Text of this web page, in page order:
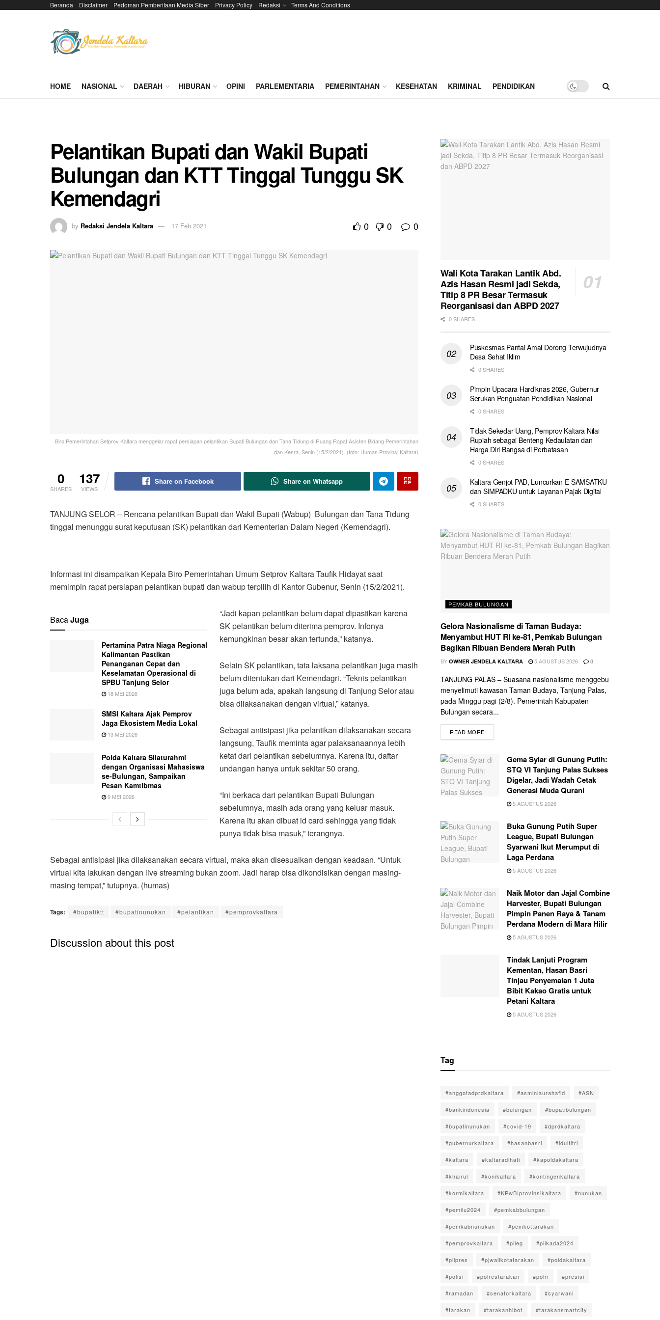
Beranda Disclaimer Pedoman Pemberitaan Media Siber Privacy Policy Redaksi Terms And Conditions
HOME NASIONAL DAERAH HIBURAN OPINI PARLEMENTARIA PEMERINTAHAN KESEHATAN KRIMINAL PENDIDIKAN
Pelantikan Bupati dan Wakil Bupati
Bulungan dan KTT Tinggal Tunggu SK
Kemendagri
by Redaksi Jendela Kaltara 17 Feb 2021 0 0 0
Biro Pemerintahan Setprov Kaltara menggelar rapat persiapan pelantikan Bupati Bulungan dan Tana Tidung di Ruang Rapat Asisten Bidang Pemerintahan
dan Kesra, Senin (15/2/2021). (foto: Humas Provinsi Kaltara)
0
SHARES
137
VIEWS
Share on Facebook Share on Whatsapp
TANJUNG SELOR – Rencana pelantikan Bupati dan Wakil Bupati (Wabup) Bulungan dan Tana Tidung
tinggal menunggu surat keputusan (SK) pelantikan dari Kementerian Dalam Negeri (Kemendagri).
Informasi ini disampaikan Kepala Biro Pemerintahan Umum Setprov Kaltara Taufik Hidayat saat
memimpin rapat persiapan pelantikan bupati dan wabup terpilih di Kantor Gubenur, Senin (15/2/2021).
BacaJuga
Pertamina Patra Niaga Regional
Kalimantan Pastikan
Penanganan Cepat dan
Keselamatan Operasional di
SPBU Tanjung Selor
18 MEI 2026
SMSI Kaltara Ajak Pemprov
Jaga Ekosistem Media Lokal
13 MEI 2026
Polda Kaltara Silaturahmi
dengan Organisasi Mahasiswa
se-Bulungan, Sampaikan
Pesan Kamtibmas
9 MEI 2026
“Jadi kapan pelantikan belum dapat dipastikan karena
SK pelantikan belum diterima pemprov. Infonya
kemungkinan besar akan tertunda,” katanya.
Selain SK pelantikan, tata laksana pelantikan juga masih
belum ditentukan dari Kemendagri. “Teknis pelantikan
juga belum ada, apakah langsung di Tanjung Selor atau
bisa dilaksanakan dengan virtual,” katanya.
Sebagai antisipasi jika pelantikan dilaksanakan secara
langsung, Taufik meminta agar palaksanaannya lebih
ketat dari pelantikan sebelumnya. Karena itu, daftar
undangan hanya untuk sekitar 50 orang.
“Ini berkaca dari pelantikan Bupati Bulungan
sebelumnya, masih ada orang yang keluar masuk.
Karena itu akan dibuat id card sehingga yang tidak
punya tidak bisa masuk,” terangnya.
Sebagai antisipasi jika dilaksanakan secara virtual, maka akan disesuaikan dengan keadaan. “Untuk
virtual kita lakukan dengan live streaming bukan zoom. Jadi harap bisa dikondisikan dengan masing-
masing tempat,” tutupnya. (humas)
Tags: #bupatiktt #bupatinunukan #pelantikan #pemprovkaltara
Discussion about this post
Wali Kota Tarakan Lantik Abd.
Azis Hasan Resmi jadi Sekda,
Titip 8 PR Besar Termasuk
Reorganisasi dan ABPD 2027
0 SHARES
Puskesmas Pantai Amal Dorong Terwujudnya
Desa Sehat Iklim
0 SHARES
Pimpin Upacara Hardiknas 2026, Gubernur
Serukan Penguatan Pendidikan Nasional
0 SHARES
Tidak Sekedar Uang, Pemprov Kaltara Nilai
Rupiah sebagai Benteng Kedaulatan dan
Harga Diri Bangsa di Perbatasan
0 SHARES
Kaltara Genjot PAD, Luncurkan E-SAMSATKU
dan SIMPADKU untuk Layanan Pajak Digital
0 SHARES
PEMKAB BULUNGAN
Gelora Nasionalisme di Taman Budaya:
Menyambut HUT RI ke-81, Pemkab Bulungan
Bagikan Ribuan Bendera Merah Putih
BY OWNER JENDELA KALTARA 5 AGUSTUS 2026 0
TANJUNG PALAS – Suasana nasionalisme menggebu
menyelimuti kawasan Taman Budaya, Tanjung Palas,
pada Minggu pagi (2/8). Pemerintah Kabupaten
Bulungan secara...
READ MORE
Gema Syiar di Gunung Putih:
STQ VI Tanjung Palas Sukses
Digelar, Jadi Wadah Cetak
Generasi Muda Qurani
5 AGUSTUS 2026
Buka Gunung Putih Super
League, Bupati Bulungan
Syarwani Ikut Merumput di
Laga Perdana
5 AGUSTUS 2026
Naik Motor dan Jajal Combine
Harvester, Bupati Bulungan
Pimpin Panen Raya & Tanam
Perdana Modern di Mara Hilir
5 AGUSTUS 2026
Tindak Lanjuti Program
Kementan, Hasan Basri
Tinjau Penyemaian 1 Juta
Bibit Kakao Gratis untuk
Petani Kaltara
5 AGUSTUS 2026
Tag
#anggotadprdkaltara #asminlaurahafid #ASN
#bankindonesia #bulungan #bupatibulungan
#bupatinunukan #covid-19 #dprdkaltara
#gubernurkaltara #hasanbasri #idulfitri
#kaltara #kaltaradihati #kapoldakaltara
#khairul #konikaltara #kontingenkaltara
#kormikaltara #KPwBIprovinsikaltara #nunukan
#pemilu2024 #pemkabbulungan
#pemkabnunukan #pemkottarakan
#pemprovkaltara #pileg #pilkada2024
#pilpres #pjwalikotatarakan #poldakaltara
#polisi #polrestarakan #polri #presisi
#ramadan #senatorkaltara #syarwani
#tarakan #tarakanhibot #tarakansmartcity